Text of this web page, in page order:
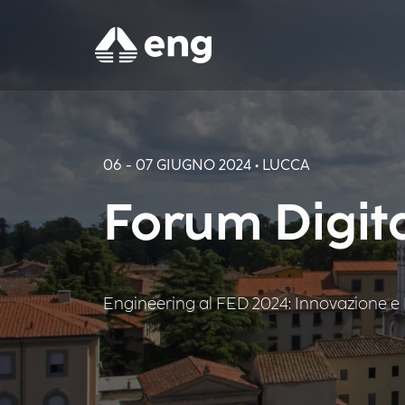
06 - 07 GIUGNO 2024 • LUCCA
Forum
Engineering al FED 2024: Innovazione